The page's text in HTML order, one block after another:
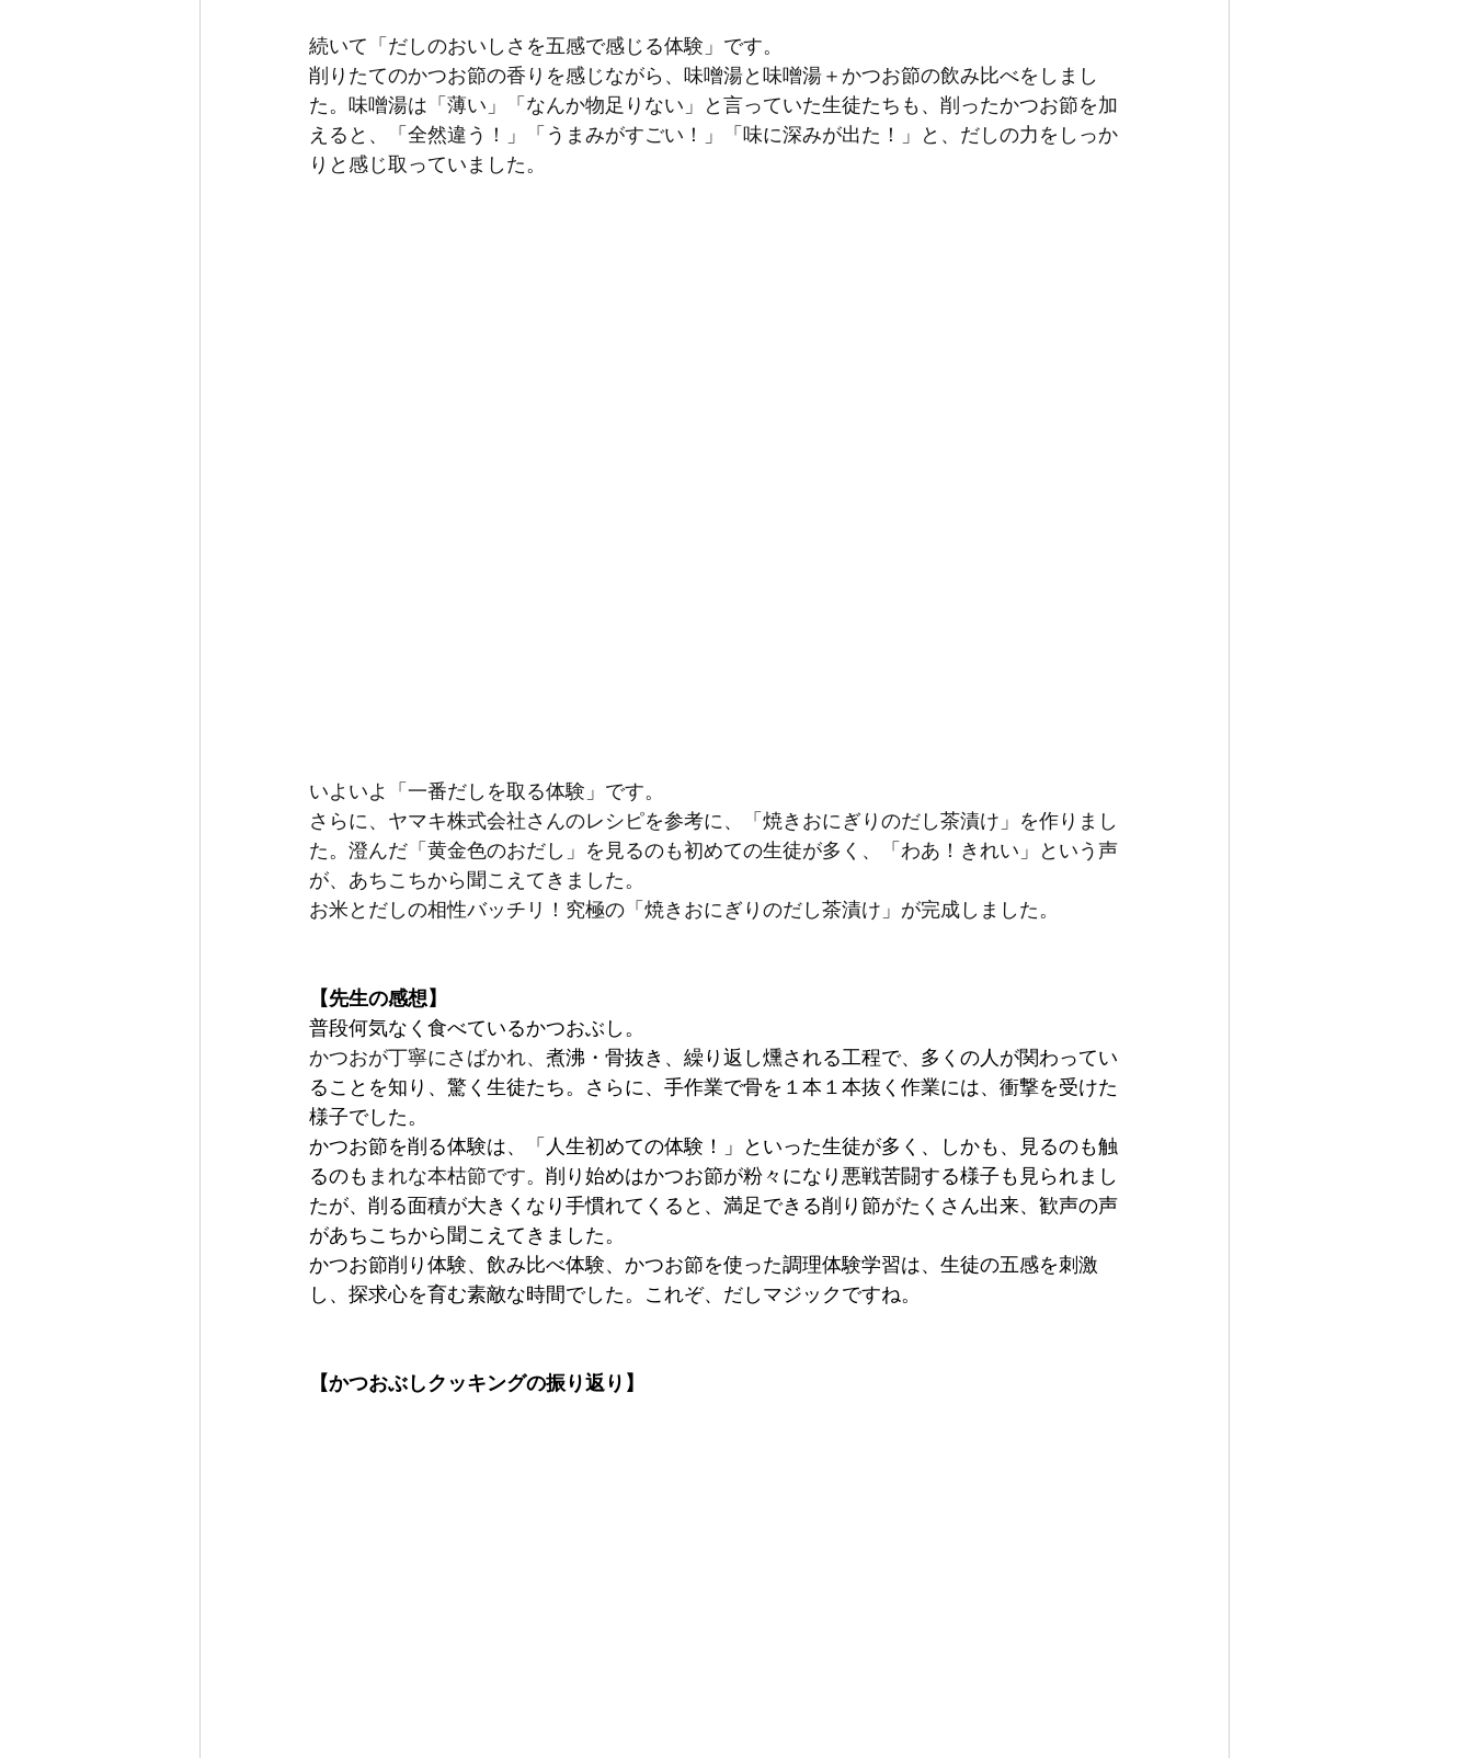
続いて「だしのおいしさを五感で感じる体験」です。
削りたてのかつお節の香りを感じながら、味噌湯と味噌湯＋かつお節の飲み比べをしまし
た。味噌湯は「薄い」「なんか物足りない」と言っていた生徒たちも、削ったかつお節を加
えると、「全然違う！」「うまみがすごい！」「味に深みが出た！」と、だしの力をしっか
りと感じ取っていました。
いよいよ「一番だしを取る体験」です。
さらに、ヤマキ株式会社さんのレシピを参考に、「焼きおにぎりのだし茶漬け」を作りまし
た。澄んだ「黄金色のおだし」を見るのも初めての生徒が多く、「わあ！きれい」という声
が、あちこちから聞こえてきました。
お米とだしの相性バッチリ！究極の「焼きおにぎりのだし茶漬け」が完成しました。
【先生の感想】
普段何気なく食べているかつおぶし。
かつおが丁寧にさばかれ、 煮沸・骨抜き、繰り返し燻される工程で、多くの人が関わってい
ることを知り、驚く生徒たち。さらに、手作業で骨を１本１本抜く作業には、衝撃を受けた
様子でした。
かつお節を削る体験は、「人生初めての体験！」といった生徒が多く、しかも、見るのも触
るのも まれな本枯節です。 削り始めはかつお節が粉々になり悪戦苦闘する様子も見られまし
たが、削る面積が大きくなり手慣れてくると、満足できる削り節がたくさん出来、歓声の声
があちこちから聞こえてきました。
かつお節削り体験、飲み比べ体験、かつお節を使った調理体験学習は、生徒の五感を刺激
し、探求心を育む素敵な時間でした。これぞ、だしマジックですね。
【かつおぶしクッキングの振り返り】